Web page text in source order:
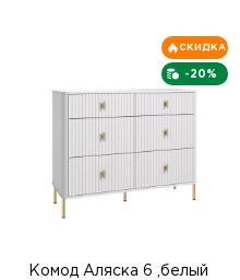
-20%
СКИДКА
Комод Аляска 6 ,белый